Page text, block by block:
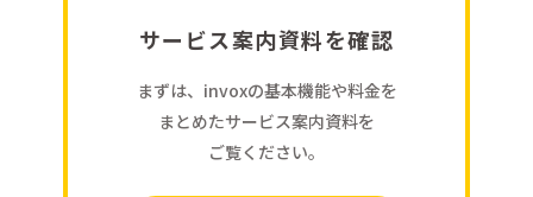
サービス案内資料を確認
まずは、invoxの基本機能や料金を
まとめたサービス案内資料を
ご覧ください。